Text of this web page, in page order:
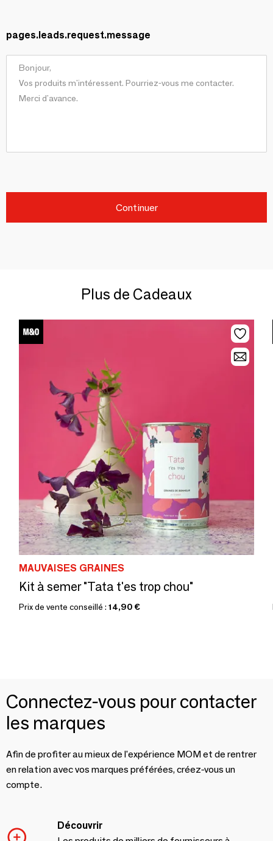
pages.leads.request.message
Continuer
Plus de Cadeaux
MAUVAISES GRAINES
Kit à semer "Tata t'es trop chou"
Prix de vente conseillé : 14,90 €
Connectez-vous pour contacter
les marques
Afin de profiter au mieux de l'expérience MOM et de rentrer
en relation avec vos marques préférées, créez-vous un
compte.
Découvrir